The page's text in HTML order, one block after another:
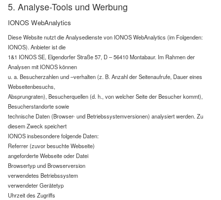
5. Analyse-Tools und Werbung
IONOS WebAnalytics
Diese Website nutzt die Analysedienste von IONOS WebAnalytics (im Folgenden:
IONOS). Anbieter ist die
1&1 IONOS SE, Elgendorfer Straße 57, D – 56410 Montabaur. Im Rahmen der
Analysen mit IONOS können
u. a. Besucherzahlen und –verhalten (z. B. Anzahl der Seitenaufrufe, Dauer eines
Webseitenbesuchs,
Absprungraten), Besucherquellen (d. h., von welcher Seite der Besucher kommt),
Besucherstandorte sowie
technische Daten (Browser- und Betriebssystemversionen) analysiert werden. Zu
diesem Zweck speichert
IONOS insbesondere folgende Daten:
Referrer (zuvor besuchte Webseite)
angeforderte Webseite oder Datei
Browsertyp und Browserversion
verwendetes Betriebssystem
verwendeter Gerätetyp
Uhrzeit des Zugriffs